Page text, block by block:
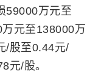
59000万元至
元至138000万
/股至0.44元/
元/股。